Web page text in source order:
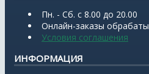
Пн. - Сб. с 8.00 до 20.00
Онлайн-заказы
Условия соглашения
ИНФОРМАЦИЯ